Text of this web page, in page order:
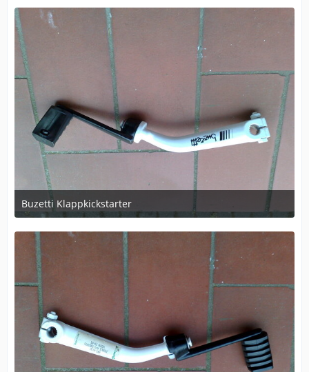
Buzetti Klappkickstarter
April 5, 2011 at 18:52